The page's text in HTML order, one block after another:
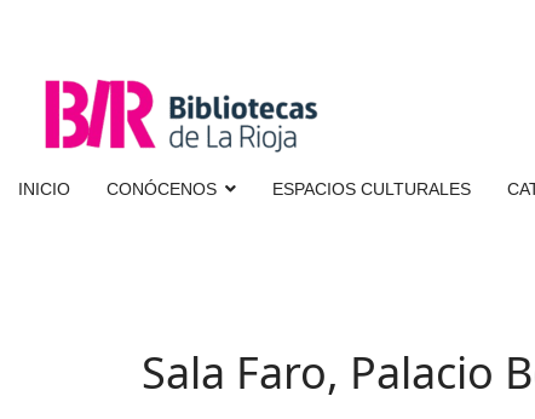
INICIO CONÓCENOS ESPACIOS CULTURALES
Sala Faro, Palacio